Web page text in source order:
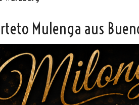
Mulenga aus